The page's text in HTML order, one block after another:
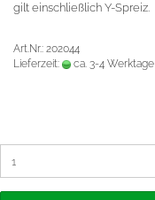
gilt einschließlich Y-Spreiz.
Art.Nr.: 202044
Lieferzeit:
ca. 3-4 Werktage